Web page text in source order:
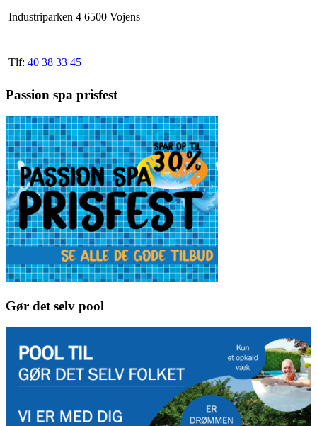
Industriparken 4 6500 Vojens
Tlf: 40 38 33 45
Passion spa prisfest
Gør det selv pool